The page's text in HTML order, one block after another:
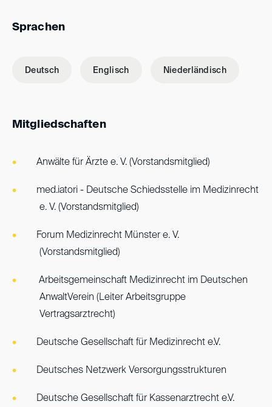
Sprachen
Deutsch Englisch Niederländisch
Mitgliedschaften
Anwälte für Ärzte e. V. (Vorstandsmitglied)
med.iatori - Deutsche Schiedsstelle im Medizinrecht
e. V. (Vorstandsmitglied)
Forum Medizinrecht Münster e. V.
(Vorstandsmitglied)
Arbeitsgemeinschaft Medizinrecht im Deutschen
AnwaltVerein (Leiter Arbeitsgruppe
Vertragsarztrecht)
Deutsche Gesellschaft für Medizinrecht e.V.
Deutsches Netzwerk Versorgungsstrukturen
Deutsche Gesellschaft für Kassenarztrecht e.V.